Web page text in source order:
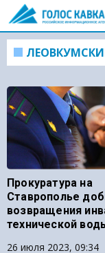
Прокуратура на
Ставрополье
возвращения
технической
26 июля 2023, 09:34